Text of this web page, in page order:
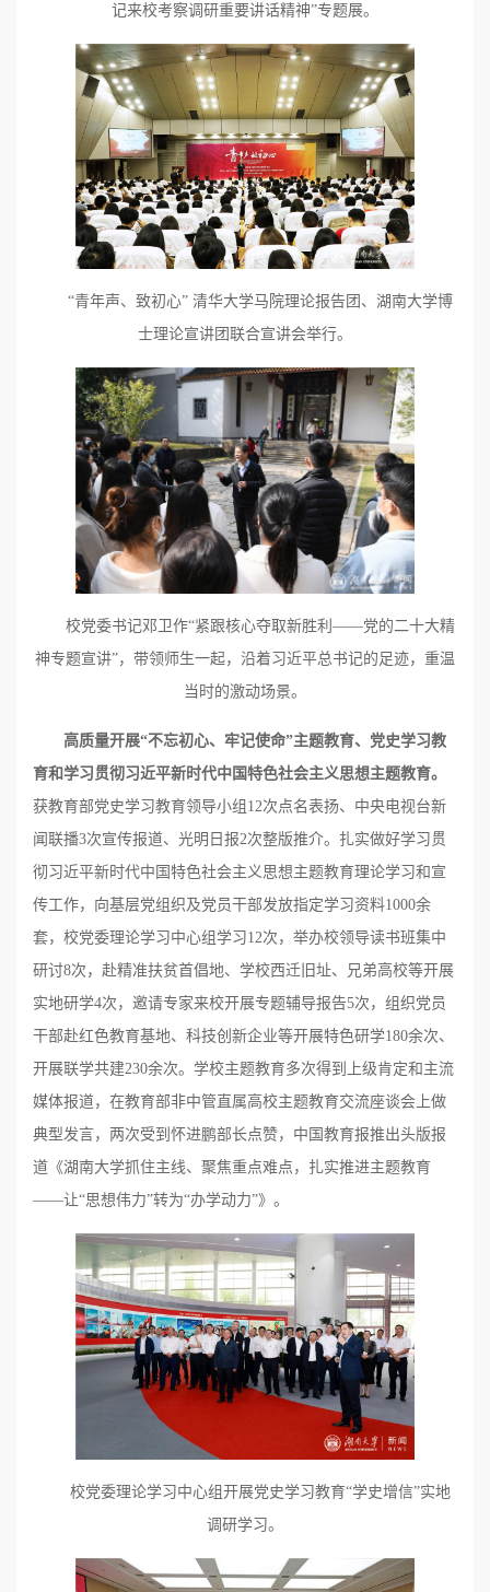
记来校考察调研重要讲话精神”专题展。
“青年声、致初心” 清华大学马院理论报告团、湖南大学博
士理论宣讲团联合宣讲会举行。
校党委书记邓卫作“紧跟核心夺取新胜利——党的二十大精
神专题宣讲”，带领师生一起，沿着习近平总书记的足迹，重温
当时的激动场景。
高质量开展“不忘初心、牢记使命”主题教育、 党史学习教
育和学习贯彻习近平新时代中国特色社会主义思想主题教育。
获教育部党史学习教育领导小组12次点名表扬、中央电视台新
闻联播3次宣传报道、光明日报2次整版推介。扎实做好学习贯
彻习近平新时代中国特色社会主义思想主题教育理论学习和宣
传工作，向基层党组织及党员干部发放指定学习资料1000余
套，校党委理论学习中心组学习12次，举办校领导读书班集中
研讨8次，赴精准扶贫首倡地、学校西迁旧址、兄弟高校等开展
实地研学4次，邀请专家来校开展专题辅导报告5次，组织党员
干部赴红色教育基地、科技创新企业等开展特色研学180余次、
开展联学共建230余次。学校主题教育多次得到上级肯定和主流
媒体报道，在教育部非中管直属高校主题教育交流座谈会上做
典型发言，两次受到怀进鹏部长点赞，中国教育报推出头版报
道《湖南大学抓住主线、聚焦重点难点，扎实推进主题教育
——让“思想伟力”转为“办学动力”》。
校党委理论学习中心组开展党史学习教育“学史增信”实地
调研学习。